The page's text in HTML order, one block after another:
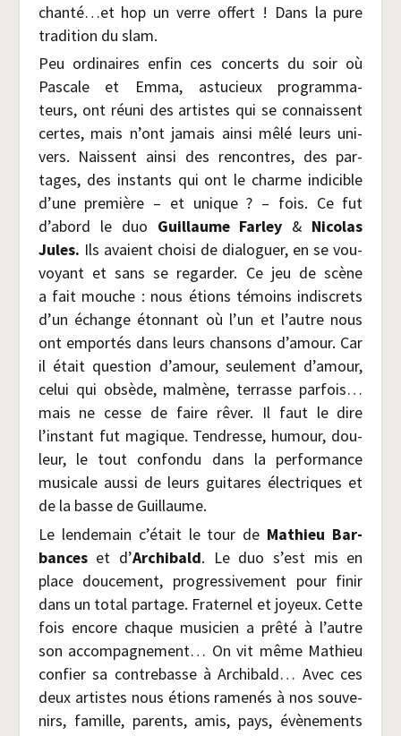
chanté…et hop un verre offert ! Dans la pure
tra­di­tion du slam.
Peu ordi­naires enfin ces concerts du soir où
Pas­cale et Emma, astu­cieux pro­gram­ma­
teurs, ont réuni des artistes qui se connaissent
certes, mais n’ont jamais ain­si mêlé leurs uni­
vers. Naissent ain­si des ren­contres, des par­
tages, des ins­tants qui ont le charme indi­cible
d’une pre­mière – et unique ? – fois. Ce fut
d’abord le duo Guillaume Far­ley & Nico­las
Jules. Ils avaient choi­si de dia­lo­guer, en se vou­
voyant et sans se regar­der. Ce jeu de scène
a fait mouche : nous étions témoins indis­crets
d’un échange éton­nant où l’un et l’autre nous
ont empor­tés dans leurs chan­sons d’amour. Car
il était ques­tion d’amour, seule­ment d’amour,
celui qui obsède, mal­mène, ter­rasse parfois…
mais ne cesse de faire rêver. Il faut le dire
l’instant fut magique. Ten­dresse, humour, dou­
leur, le tout confon­du dans la per­for­mance
musi­cale aus­si de leurs gui­tares élec­triques et
de la basse de Guillaume.
Le len­de­main c’était le tour de Mathieu Bar­
banceset d’Archi­bald. Le duo s’est mis en
place dou­ce­ment, pro­gres­si­ve­ment pour finir
dans un total par­tage. Fra­ter­nel et joyeux. Cette
fois encore chaque musi­cien a prê­té à l’autre
son accom­pa­gne­ment… On vit même Mathieu
confier sa contre­basse à Archi­bald… Avec ces
deux artistes nous étions rame­nés à nos sou­ve­
nirs, famille, parents, amis, pays, évè­ne­ments